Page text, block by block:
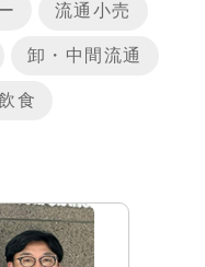
流通小売
卸・中間流通
食